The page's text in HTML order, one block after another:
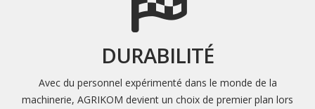
DURABILITÉ
Avec du personnel expérimenté dans le monde de la
machinerie, AGRIKOM devient un choix de premier plan lors